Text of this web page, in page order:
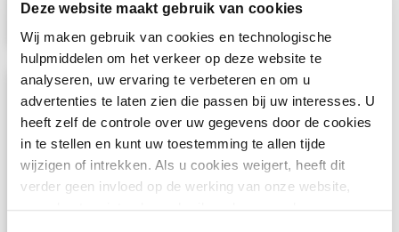
Deze website maakt gebruik van cookies
Wij maken gebruik van cookies en technologische
hulpmiddelen om het verkeer op deze website te
analyseren, uw ervaring te verbeteren en om u
advertenties te laten zien die passen bij uw interesses. U
heeft zelf de controle over uw gegevens door de cookies
in te stellen en kunt uw toestemming te allen tijde
wijzigen of intrekken. Als u cookies weigert, heeft dit
verder geen invloed op de werking van onze website,
maar kunt u niet volop gebruik maken van al onze
Verder lezen
NL-ix
De Neutral Internet Exchange is de grootste